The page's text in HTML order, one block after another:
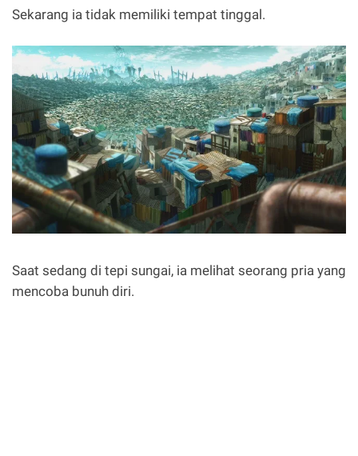
Sekarang ia tidak memiliki tempat tinggal.
Saat sedang di tepi sungai, ia melihat seorang pria yang
mencoba bunuh diri.